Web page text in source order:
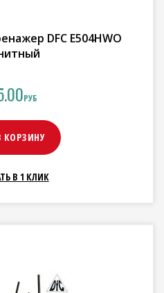
DFC E504HWO
РУБ
КОРЗИНУ
В 1 КЛИК